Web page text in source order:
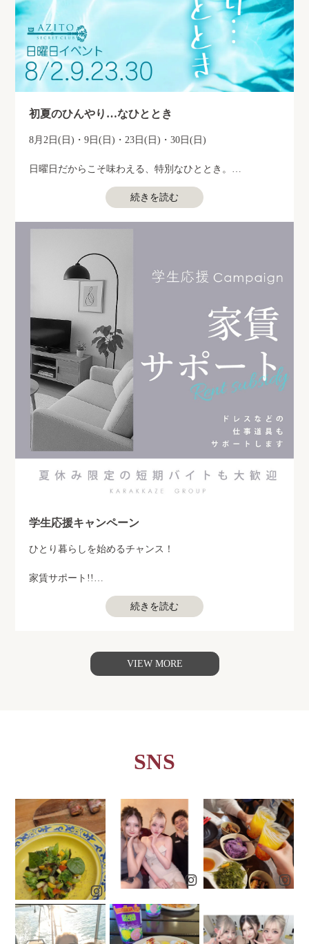
初夏のひんやり…なひととき
8月2日(日)・9日(日)・23日(日)・30日(日)
日曜日だからこそ味わえる、特別なひととき。
ます。
続きを読む
学生応援キャンペーン
ひとり暮らしを始めるチャンス！
家賃サポート!!
ドレスなどの仕事道具もサポートします。
詳しい求人情報はコチラ
続きを読む
VIEW MORE
SNS